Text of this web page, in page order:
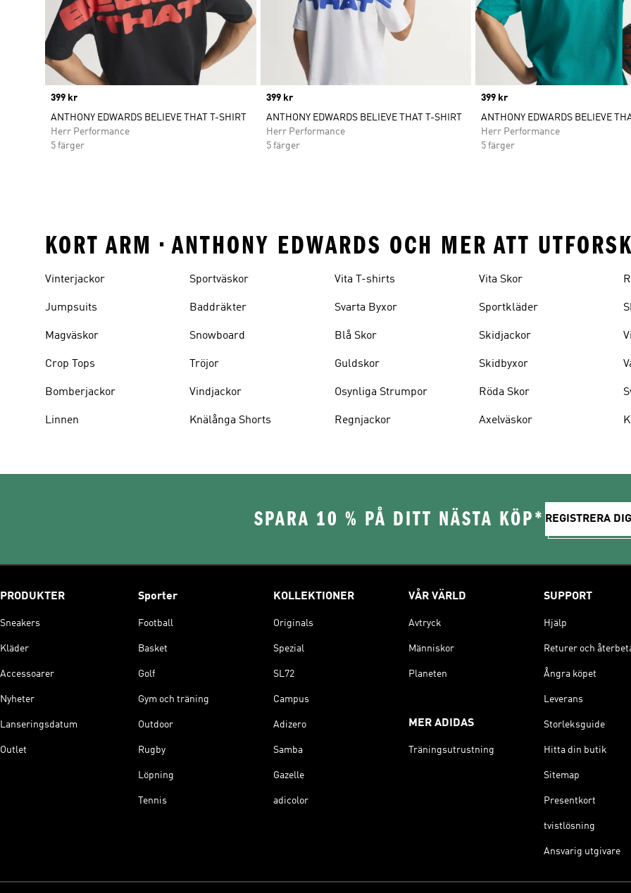
Price
399 kr
ANTHONY EDWARDS BELIEVE THAT T-SHIRT
Herr Performance
5 färger
Price
399 kr
ANTHONY EDWARDS BELIEVE THAT T-SHIRT
Herr Performance
5 färger
Price
399 kr
ANTHONY EDWARDS BELIEVE
Herr Performance
5 färger
KORT ARM • ANTHONY EDWARDS OCH MER ATT
Vinterjackor
Jumpsuits
Magväskor
Crop Tops
Bomberjackor
Linnen
Sportväskor
Baddräkter
Snowboard
Tröjor
Vindjackor
Knälånga Shorts
Vita T-shirts
Svarta Byxor
Blå Skor
Guldskor
Osynliga Strumpor
Regnjackor
Vita Skor
Sportkläder
Skidjackor
Skidbyxor
Röda Skor
Axelväskor
SPARA 10 % PÅ DITT NÄSTA KÖP* REGISTRERA
PRODUKTER
Sneakers
Kläder
Accessoarer
Nyheter
Lanseringsdatum
Outlet
Sporter
Football
Basket
Golf
Gym och träning
Outdoor
Rugby
Löpning
Tennis
KOLLEKTIONER
Originals
Spezial
SL72
Campus
Adizero
Samba
Gazelle
adicolor
VÅR VÄRLD
Avtryck
Människor
Planeten
MER ADIDAS
Träningsutrustning
SUPPORT
Hjälp
Returer och
Ångra köpet
Leverans
Storleksguide
Hitta din butik
Sitemap
Presentkort
tvistlösning
Ansvarig utgivare